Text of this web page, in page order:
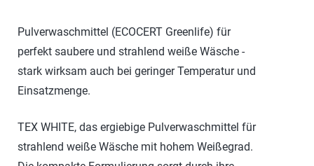
Pulverwaschmittel (ECOCERT Greenlife) für
perfekt saubere und strahlend weiße Wäsche -
stark wirksam auch bei geringer Temperatur und
Einsatzmenge.
TEX WHITE, das ergiebige Pulverwaschmittel für
strahlend weiße Wäsche mit hohem Weißegrad.